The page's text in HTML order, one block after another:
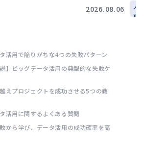
い止
者の判
断基準
2026.08.06
人
事
活用で陥りがちな4つの失敗パターン
説】ビッグデータ活用の典型的な失敗ケ
えプロジェクトを成功させる5つの教
活用に関するよくある質問
から学び、データ活用の成功確率を高